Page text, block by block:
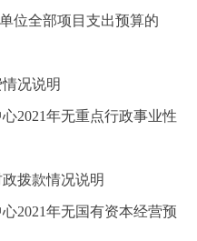
位全部项目支出预算的
况说明
2021年无重点行政事业性
拨款情况说明
2021年无国有资本经营预